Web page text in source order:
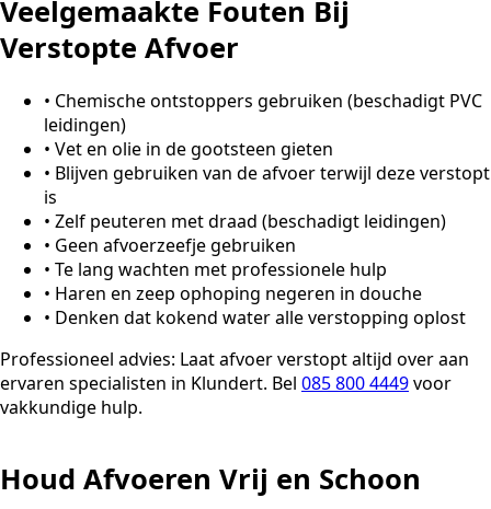
Veelgemaakte Fouten Bij
Verstopte Afvoer
• Chemische ontstoppers gebruiken (beschadigt PVC
leidingen)
• Vet en olie in de gootsteen gieten
• Blijven gebruiken van de afvoer terwijl deze verstopt
is
• Zelf peuteren met draad (beschadigt leidingen)
• Geen afvoerzeefje gebruiken
• Te lang wachten met professionele hulp
• Haren en zeep ophoping negeren in douche
• Denken dat kokend water alle verstopping oplost
Professioneel advies: Laat afvoer verstopt altijd over aan
ervaren specialisten in Klundert. Bel 085 800 4449voor
vakkundige hulp.
Houd Afvoeren Vrij en Schoon